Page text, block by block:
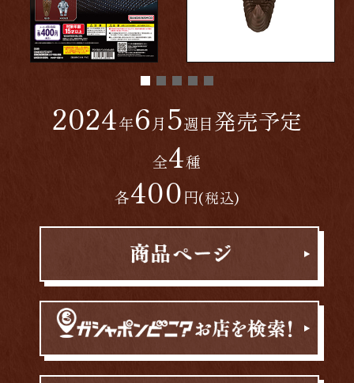
2024年6月 5週目発売予定
全4種
各400円(税込)